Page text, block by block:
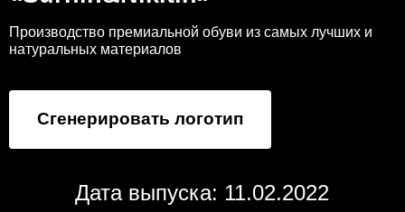
Производство премиальной обуви из самых лучших и
натуральных материалов
Сгенерировать логотип
Дата выпуска: 11.02.2022